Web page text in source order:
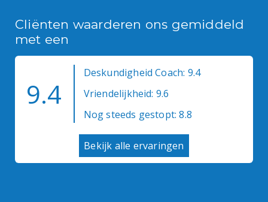
Cliënten waarderen ons gemiddeld
met een
9.4
Deskundigheid Coach: 9.4
Vriendelijkheid: 9.6
Nog steeds gestopt: 8.8
Bekijk alle ervaringen